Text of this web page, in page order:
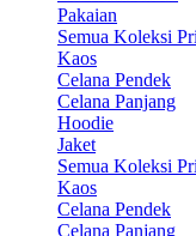
Pakaian
Semua Koleksi
Kaos
Celana Pendek
Celana Panjang
Hoodie
Jaket
Semua Koleksi
Kaos
Celana Pendek
Celana Panjang